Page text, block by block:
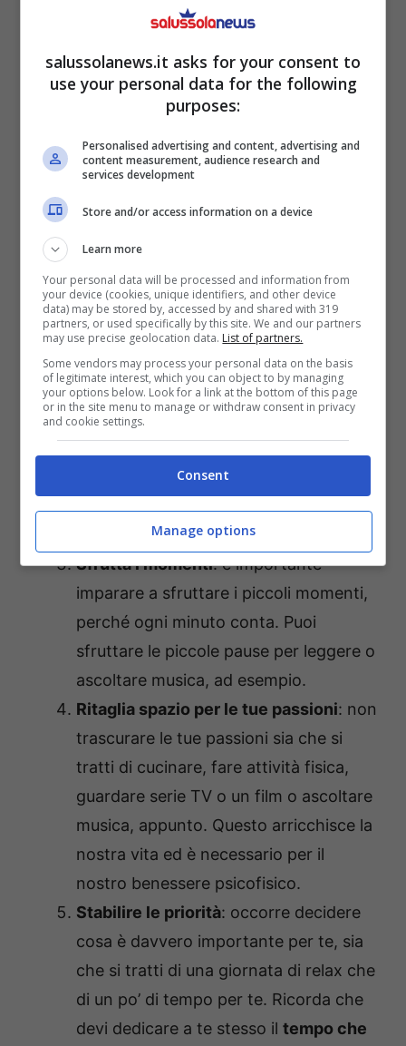
più tempo per se stessi
tempo libero sacrificato per impegni
che non sono, magari, davvero
rifiutare ciò che non è essenziale, per
avere un po’ più di tempo per se stessi
magari delegando agli altri alcuni
compiti. Devi imparare a pensare al tuo
benessere psicofisico. Gestire il
tempo significa anche imparare a
mettere dei limiti.
Pianifica con anticipo: pianificare il
proprio tempo è la prima cosa che
occorre, per cercare di sfruttarlo al
meglio. Dedica del tempo
all’organizzazione, inserendo anche dei
Sfrutta i momenti: è importante
imparare a sfruttare i piccoli momenti,
perché ogni minuto conta. Puoi
sfruttare le piccole pause per leggere o
ascoltare musica, ad esempio.
Ritaglia spazio per le tue passioni: non
trascurare le tue passioni sia che si
tratti di cucinare, fare attività fisica,
guardare serie TV o un film o ascoltare
musica, appunto. Questo arricchisce la
nostra vita ed è necessario per il
nostro benessere psicofisico.
Stabilire le priorità: occorre decidere
cosa è davvero importante per te, sia
che si tratti di una giornata di relax che
di un po’ di tempo per te. Ricorda che
devi dedicare a te stesso il tempo che
salussolanews.it asks for your consent to
use your personal data for the following
purposes:
Personalised advertising and content, advertising and
content measurement, audience research and
services development
Store and/or access information on a device
Learn more
Your personal data will be processed and information from
your device (cookies, unique identifiers, and other device
data) may be stored by, accessed by and shared with 319
partners, or used specifically by this site. We and our partners
may use precise geolocation data. List of partners.
Some vendors may process your personal data on the basis
of legitimate interest, which you can object to by managing
your options below. Look for a link at the bottom of this page
or in the site menu to manage or withdraw consent in privacy
and cookie settings.
Consent
Manage options